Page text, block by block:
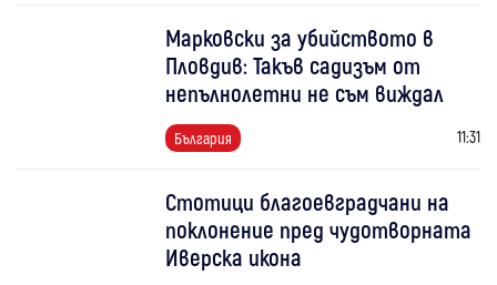
Марковски за убийството в
Пловдив: Такъв садизъм от
непълнолетни не съм виждал
България 11:31
Стотици благоевградчани на
поклонение пред чудотворната
Иверска икона